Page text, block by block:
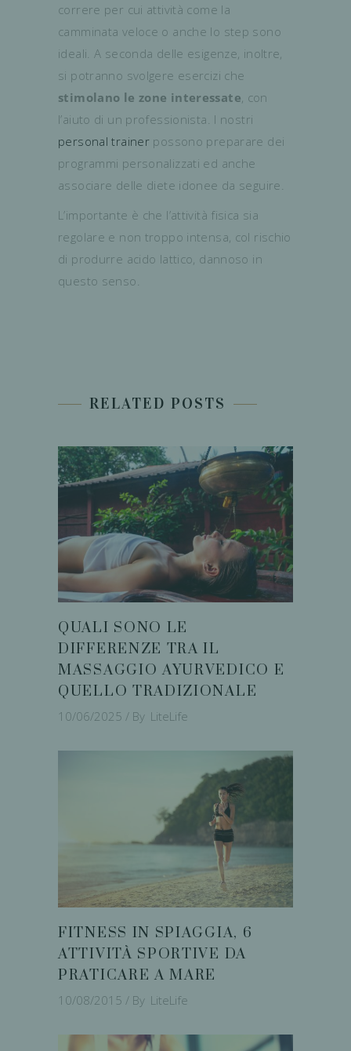
correre per cui attività come la
camminata veloce o anche lo step sono
ideali. A seconda delle esigenze, inoltre,
si potranno svolgere esercizi che
stimolano le zone interessate , con
l’aiuto di un professionista. I nostri
personal trainer possono preparare dei
programmi personalizzati ed anche
associare delle diete idonee da seguire.
L’importante è che l’attività fisica sia
regolare e non troppo intensa, col rischio
di produrre acido lattico, dannoso in
questo senso.
RELATED POSTS
QUALI SONO LE
DIFFERENZE TRA IL
MASSAGGIO AYURVEDICO E
QUELLO TRADIZIONALE
10/06/2025 By LiteLife
FITNESS IN SPIAGGIA, 6
ATTIVITÀ SPORTIVE DA
PRATICARE A MARE
10/08/2015 By LiteLife